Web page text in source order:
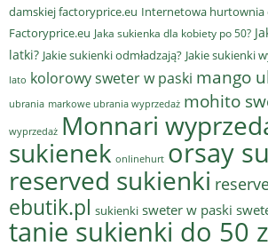
damskiej factoryprice.eu Internetowa hurtownia
Factoryprice.eu Jaka sukienka dla kobiety po 50?
latki? Jakie sukienki odmładzają? Jakie sukienki
lato kolorowy sweter w paski mango
ubrania markowe ubrania wyprzedaż mohito
wyprzedaż Monnari
sukienek onlinehurt orsay
reserved sukienki
ebutik.pl sukienki sweter w paski
tanie sukienki do 50